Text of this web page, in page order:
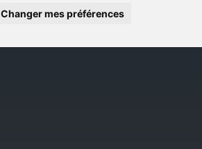
Changer mes préférences